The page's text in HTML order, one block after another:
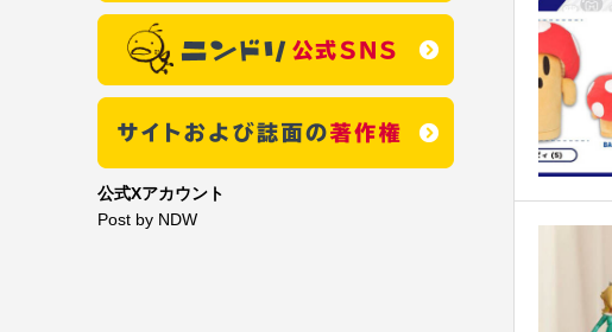
公式Xアカウント
Post by NDW